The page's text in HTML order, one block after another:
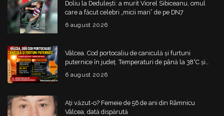
Doliu la Dedulești: a murit Viorel Sibiceanu, omul
care a făcut celebri „micii mari” de pe DN7
6 august 2026
Vâlcea. Cod portocaliu de caniculă și furtuni
puternice în județ. Temperaturi de până la 38°C și
risc de vijelii
6 august 2026
Ați văzut-o? Femeie de 56 de ani din Râmnicu
Vâlcea, dată dispărută